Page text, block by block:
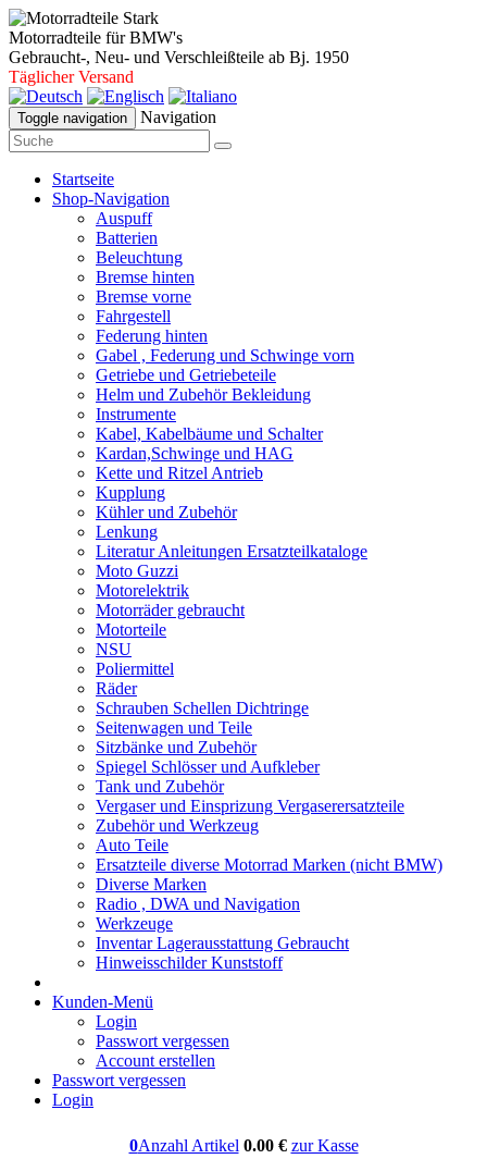
Motorradteile für BMW's
Gebraucht-, Neu- und Verschleißteile ab Bj. 1950
Täglicher Versand
Toggle navigation Navigation
Startseite
Shop-Navigation
Auspuff
Batterien
Beleuchtung
Bremse hinten
Bremse vorne
Fahrgestell
Federung hinten
Gabel , Federung und Schwinge vorn
Getriebe und Getriebeteile
Helm und Zubehör Bekleidung
Instrumente
Kabel, Kabelbäume und Schalter
Kardan,Schwinge und HAG
Kette und Ritzel Antrieb
Kupplung
Kühler und Zubehör
Lenkung
Literatur Anleitungen Ersatzteilkataloge
Moto Guzzi
Motorelektrik
Motorräder gebraucht
Motorteile
NSU
Poliermittel
Räder
Schrauben Schellen Dichtringe
Seitenwagen und Teile
Sitzbänke und Zubehör
Spiegel Schlösser und Aufkleber
Tank und Zubehör
Vergaser und Einsprizung Vergaserersatzteile
Zubehör und Werkzeug
Auto Teile
Ersatzteile diverse Motorrad Marken (nicht BMW)
Diverse Marken
Radio , DWA und Navigation
Werkzeuge
Inventar Lagerausstattung Gebraucht
Hinweisschilder Kunststoff
Kunden-Menü
Login
Passwort vergessen
Account erstellen
Passwort vergessen
Login
0Anzahl Artikel 0.00€ zur Kasse